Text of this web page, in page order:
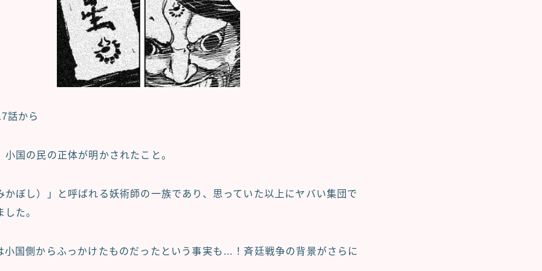
話から
国の民の正体が明かされたこと。
かぼし）」と呼ばれる妖術師の一族であり、思っていた以上にヤバい集団で
た。
小国側からふっかけたものだったという事実も…！斉廷戦争の背景がさらに